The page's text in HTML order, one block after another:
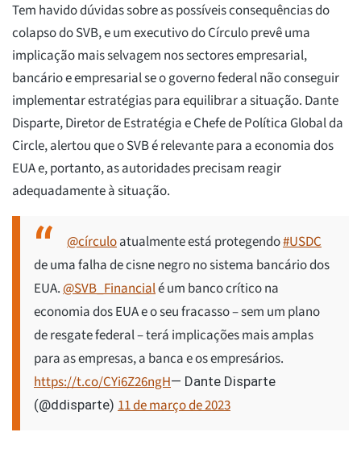
Tem havido dúvidas sobre as possíveis consequências do
colapso do SVB, e um executivo do Círculo prevê uma
implicação mais selvagem nos sectores empresarial,
bancário e empresarial se o governo federal não conseguir
implementar estratégias para equilibrar a situação. Dante
Disparte, Diretor de Estratégia e Chefe de Política Global da
Circle, alertou que o SVB é relevante para a economia dos
EUA e, portanto, as autoridades precisam reagir
adequadamente à situação.
@círculoatualmente está protegendo#USDC
de uma falha de cisne negro no sistema bancário dos
EUA.@SVB_Financialé um banco crítico na
economia dos EUA e o seu fracasso – sem um plano
de resgate federal – terá implicações mais amplas
para as empresas, a banca e os empresários.
https://t.co/CYi6Z26ngH— Dante Disparte
(@ddisparte) 11 de março de 2023